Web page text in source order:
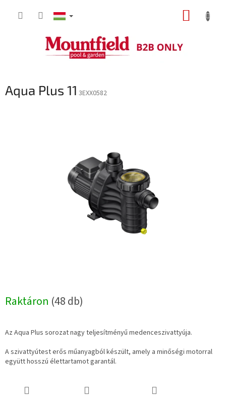
KOSÁR
Aqua Plus 11 3EXX0582
Raktáron (48 db)
Az Aqua Plus sorozat nagy teljesítményű medenceszivattyúja.
A szivattyútest erős műanyagból készült, amely a minőségi motorral
együtt hosszú élettartamot garantál.